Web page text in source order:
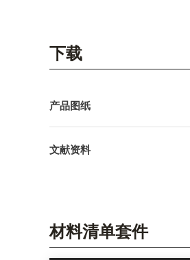
下载
产品图纸
文献资料
材料清单套件